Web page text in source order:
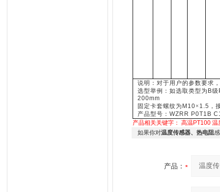
说明：对于用户的参数要求
选型举例：如选取类型为 B
200mm
固定卡套螺纹为 M10× 1.5，
产品型号：WZRR P0T1B
产品相关关键字： 高温PT100 温
如果你对温度传感器、热电阻
产品：